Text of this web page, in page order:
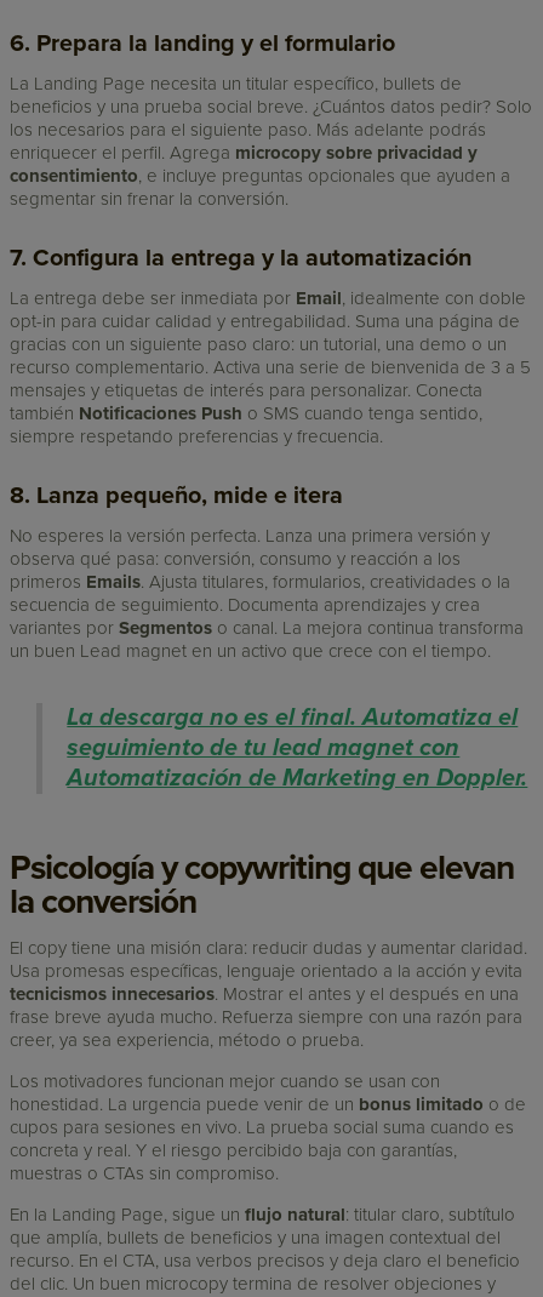
6. Prepara la landing y el formulario
La Landing Page necesita un titular específico, bullets de
beneficios y una prueba social breve. ¿Cuántos datos pedir? Solo
los necesarios para el siguiente paso. Más adelante podrás
enriquecer el perfil. Agrega microcopy sobre privacidad y
consentimiento, e incluye preguntas opcionales que ayuden a
segmentar sin frenar la conversión.
7. Configura la entrega y la automatización
La entrega debe ser inmediata por Email, idealmente con doble
opt-in para cuidar calidad y entregabilidad. Suma una página de
gracias con un siguiente paso claro: un tutorial, una demo o un
recurso complementario. Activa una serie de bienvenida de 3 a 5
mensajes y etiquetas de interés para personalizar. Conecta
también Notificaciones Push o SMS cuando tenga sentido,
siempre respetando preferencias y frecuencia.
8. Lanza pequeño, mide e itera
No esperes la versión perfecta. Lanza una primera versión y
observa qué pasa: conversión, consumo y reacción a los
primeros Emails. Ajusta titulares, formularios, creatividades o la
secuencia de seguimiento. Documenta aprendizajes y crea
variantes porSegmentos o canal. La mejora continua transforma
un buen Lead magnet en un activo que crece con el tiempo.
La descarga no es el final. Automatiza el
seguimiento de tu lead magnet con
Automatización de Marketing en Doppler.
Psicología y copywriting que elevan
la conversión
El copy tiene una misión clara: reducir dudas y aumentar claridad.
Usa promesas específicas, lenguaje orientado a la acción y evita
tecnicismos innecesarios. Mostrar el antes y el después en una
frase breve ayuda mucho. Refuerza siempre con una razón para
creer, ya sea experiencia, método o prueba.
Los motivadores funcionan mejor cuando se usan con
honestidad. La urgencia puede venir de un bonus limitado o de
cupos para sesiones en vivo. La prueba social suma cuando es
concreta y real. Y el riesgo percibido baja con garantías,
muestras o CTAs sin compromiso.
En la Landing Page, sigue unflujo natural: titular claro, subtítulo
que amplía, bullets de beneficios y una imagen contextual del
recurso. En el CTA, usa verbos precisos y deja claro el beneficio
del clic. Un buen microcopy termina de resolver objeciones y